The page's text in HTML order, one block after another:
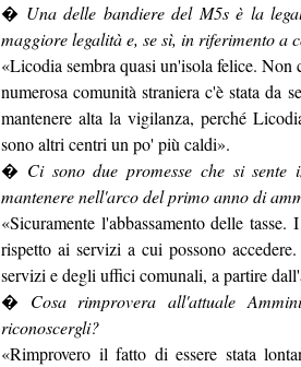
� Una delle bandiere del M5s è la
maggiore legalità e, se sì, in riferimento a
«Licodia sembra quasi un'isola felice.
numerosa comunità straniera c'è stata da
mantenere alta la vigilanza, perché
sono altri centri un po' più caldi».
� Ci sono due promesse che si
mantenere nell'arco del primo anno di
«Sicuramente l'abbassamento delle
rispetto ai servizi a cui possono
servizi e degli uffici comunali, a partire
� Cosa rimprovera all'attuale
riconoscergli?
«Rimprovero il fatto di essere stata